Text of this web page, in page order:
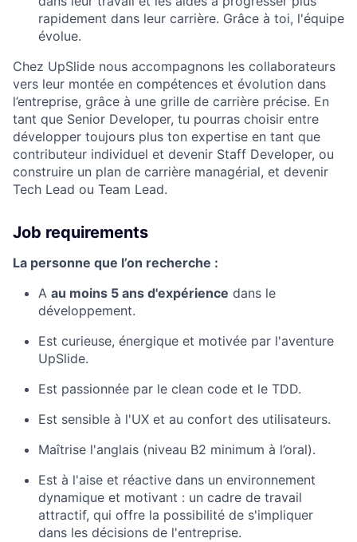
rapidement dans leur carrière. Grâce à toi, l'équipe
évolue.
Chez UpSlide nous accompagnons les collaborateurs
vers leur montée en compétences et évolution dans
l’entreprise, grâce à une grille de carrière précise. En
tant que Senior Developer, tu pourras choisir entre
développer toujours plus ton expertise en tant que
contributeur individuel et devenir Staff Developer, ou
construire un plan de carrière managérial, et devenir
Tech Lead ou Team Lead.
Job requirements
La personne que l’on recherche :
A au moins 5 ans d'expérience dans le
développement.
Est curieuse, énergique et motivée par l'aventure
UpSlide.
Est passionnée par le clean code et le TDD.
Est sensible à l'UX et au confort des utilisateurs.
Maîtrise l'anglais (niveau B2 minimum à l’oral).
Est à l'aise et réactive dans un environnement
dynamique et motivant : un cadre de travail
attractif, qui offre la possibilité de s'impliquer
dans les décisions de l'entreprise.